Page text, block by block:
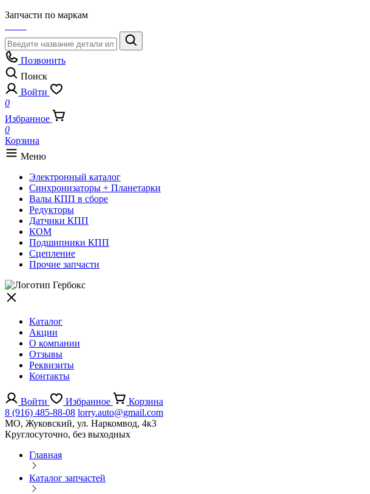
Запчасти по маркам
Позвонить
Поиск
Войти
0
Избранное
0
Корзина
Меню
Электронный каталог
Синхронизаторы + Планетарки
Валы КПП в сборе
Редукторы
Датчики КПП
КОМ
Подшипники КПП
Сцепление
Прочие запчасти
Каталог
Акции
О компании
Отзывы
Реквизиты
Контакты
Войти Избранное
Корзина
8 (916) 485-88-08 lorry.auto@gmail.com
МО, Жуковский, ул. Наркомвод, 4к3
Круглосуточно, без выходных
Главная
Каталог запчастей